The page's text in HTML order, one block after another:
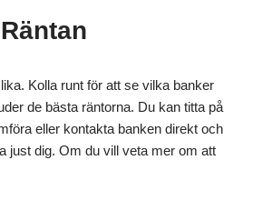
Kolla runt för att se vilka banker
de bästa räntorna. Du kan titta på
eller kontakta banken direkt och
just dig. Om du vill veta mer om att